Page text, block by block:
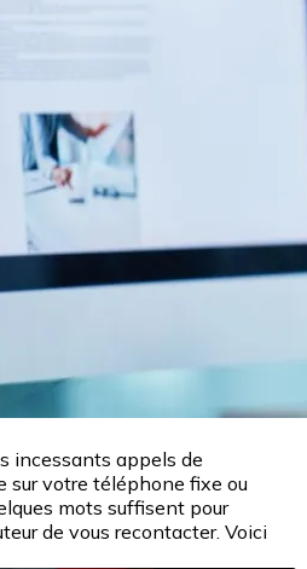
incessants appels de
sur votre téléphone fixe ou
mots suffisent pour
de vous recontacter. Voici